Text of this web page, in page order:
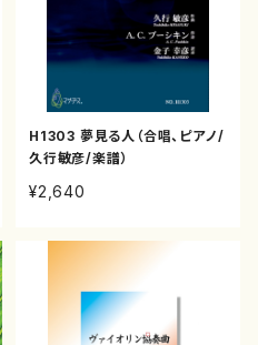
H1303 夢見る人（合唱、ピアノ/
久行敏彦/楽譜）
¥2,640